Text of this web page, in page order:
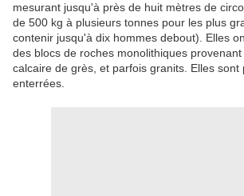
mesurant jusqu'à près de huit mètres de
de 500 kg à plusieurs tonnes pour les plus
contenir jusqu'à dix hommes debout). Elles
des blocs de roches monolithiques
calcaire de grès, et parfois granits. Elles sont
enterrées.